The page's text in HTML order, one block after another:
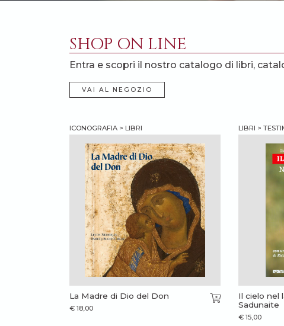
SHOP ON LINE
Entra e scopri il nostro catalogo di libri,
VAI AL NEGOZIO
ICONOGRAFIA > LIBRI
La Madre di Dio del Don
€ 18,00
LIBRI >
Il cielo nel
Sadunaite
€ 15,00